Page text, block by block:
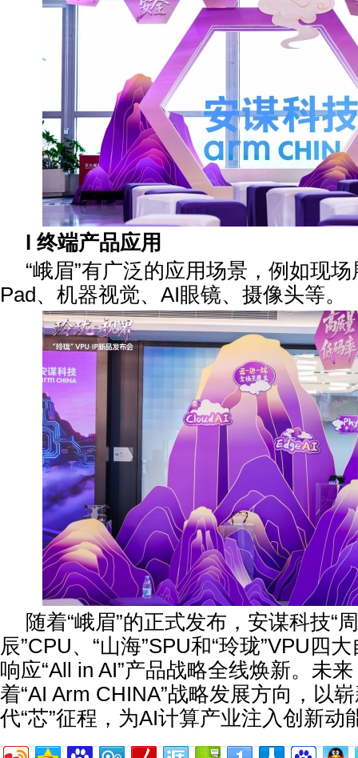
l 终端产品应用
“峨眉”有广泛的应用场景，例如现
Pad、机器视觉、AI眼镜、摄像头等。
随着“峨眉”的正式发布，安谋科技“
辰”CPU、“山海”SPU和“玲珑”VPU四
响应“All in AI”产品战略全线焕新。未
着“AI Arm CHINA”战略发展方向，以
代“芯”征程，为AI计算产业注入创新动